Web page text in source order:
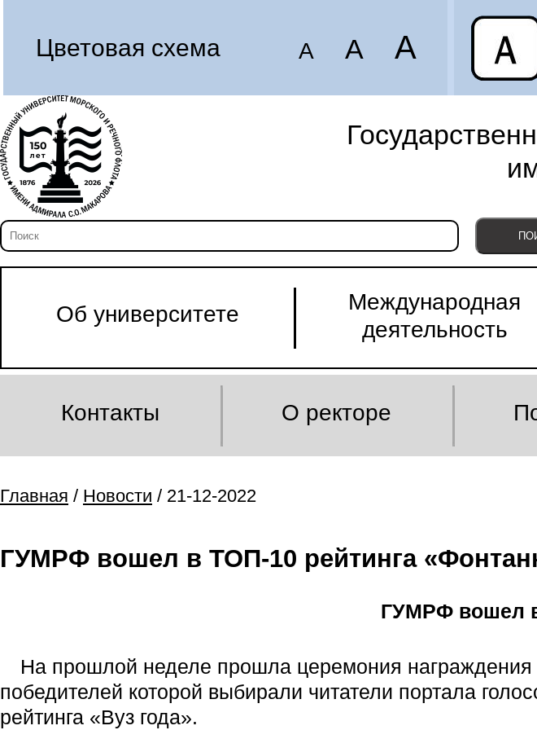
Цветовая схема A A A
Об университете
Международная
деятельность
Контакты О ректоре
Главная / Новости / 21-12-2022
ГУМРФ вошел в ТОП-10 рейтинга
ГУМРФ вошел в
На прошлой неделе прошла церемония награждения
победителей которой выбирали читатели портала
рейтинга «Вуз года».